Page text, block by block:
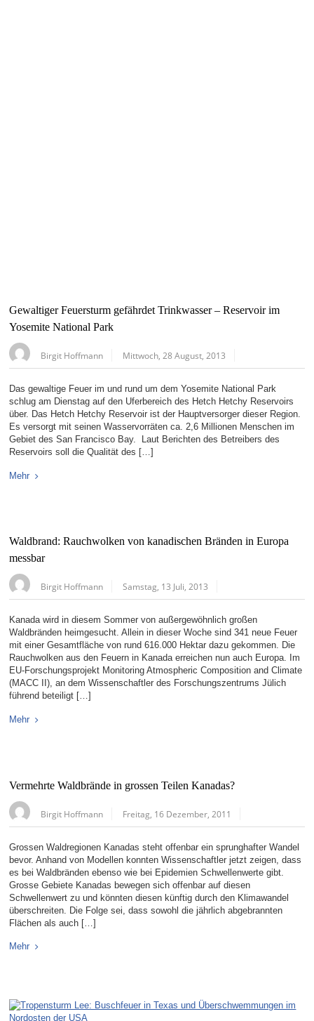
Gewaltiger Feuersturm gefährdet Trinkwasser – Reservoir im
Yosemite National Park
Birgit Hoffmann Mittwoch, 28 August, 2013
Das gewaltige Feuer im und rund um dem Yosemite National Park
schlug am Dienstag auf den Uferbereich des Hetch Hetchy Reservoirs
über. Das Hetch Hetchy Reservoir ist der Hauptversorger dieser Region.
Es versorgt mit seinen Wasservorräten ca. 2,6 Millionen Menschen im
Gebiet des San Francisco Bay. Laut Berichten des Betreibers des
Reservoirs soll die Qualität des […]
Mehr
Waldbrand: Rauchwolken von kanadischen Bränden in Europa
messbar
Birgit Hoffmann Samstag, 13 Juli, 2013
Kanada wird in diesem Sommer von außergewöhnlich großen
Waldbränden heimgesucht. Allein in dieser Woche sind 341 neue Feuer
mit einer Gesamtfläche von rund 616.000 Hektar dazu gekommen. Die
Rauchwolken aus den Feuern in Kanada erreichen nun auch Europa. Im
EU-Forschungsprojekt Monitoring Atmospheric Composition and Climate
(MACC II), an dem Wissenschaftler des Forschungszentrums Jülich
führend beteiligt […]
Mehr
Vermehrte Waldbrände in grossen Teilen Kanadas?
Birgit Hoffmann Freitag, 16 Dezember, 2011
Grossen Waldregionen Kanadas steht offenbar ein sprunghafter Wandel
bevor. Anhand von Modellen konnten Wissenschaftler jetzt zeigen, dass
es bei Waldbränden ebenso wie bei Epidemien Schwellenwerte gibt.
Grosse Gebiete Kanadas bewegen sich offenbar auf diesen
Schwellenwert zu und könnten diesen künftig durch den Klimawandel
überschreiten. Die Folge sei, dass sowohl die jährlich abgebrannten
Flächen als auch […]
Mehr